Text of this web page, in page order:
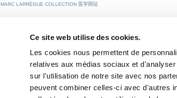
Ce site web utilise des cookies.
Les cookies nous permettent de
relatives aux médias sociaux et
sur l'utilisation de notre site avec nos
peuvent combiner celles-ci avec d'autres
MARC LARRÈGUE COLLECTION 医学网站
联络方式